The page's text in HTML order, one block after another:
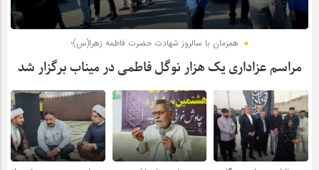
همزمان با سالروز شهادت حضرت فاطمه زهرا(س)؛
مراسم عزاداری یک هزار نوگل فاطمی در میناب برگزار شد